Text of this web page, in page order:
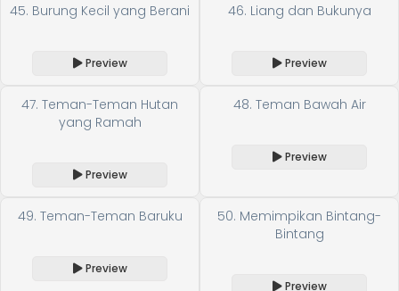
45. Burung Kecil yang Berani
Preview
46. Liang dan Bukunya
Preview
47. Teman-Teman Hutan
yang Ramah
Preview
48. Teman Bawah Air
Preview
49. Teman-Teman Baruku
Preview
50. Memimpikan Bintang-
Bintang
Preview